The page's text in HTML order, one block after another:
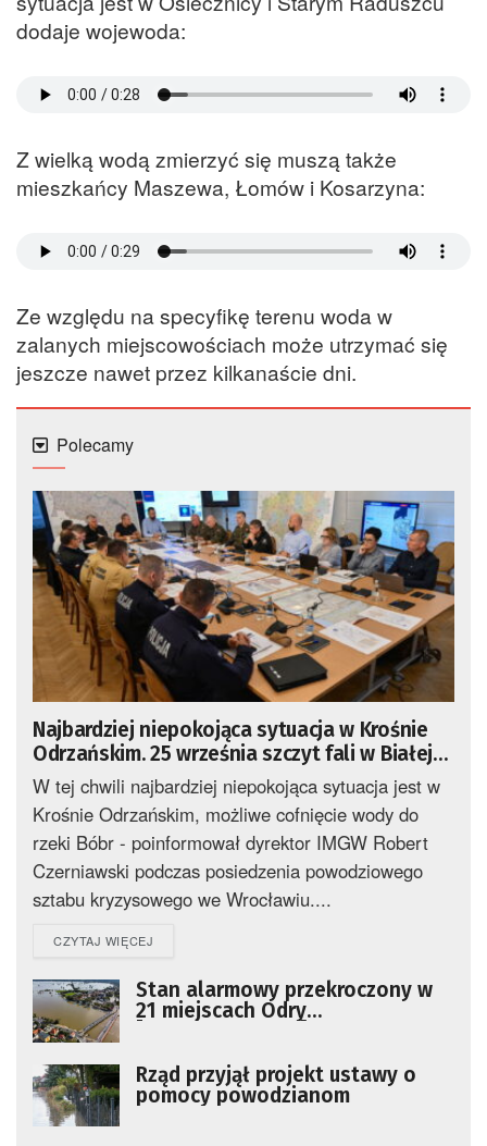
dodaje wojewoda:
Z wielką wodą zmierzyć się muszą także
mieszkańcy Maszewa, Łomów i Kosarzyna:
Ze względu na specyfikę terenu woda w
zalanych miejscowościach może utrzymać się
jeszcze nawet przez kilkanaście dni.
Polecamy
Najbardziej niepokojąca sytuacja w Krośnie
Odrzańskim. 25 września szczyt fali w Białej
Górze
W tej chwili najbardziej niepokojąca sytuacja jest w
Krośnie Odrzańskim, możliwe cofnięcie wody do
rzeki Bóbr - poinformował dyrektor IMGW Robert
Czerniawski podczas posiedzenia powodziowego
sztabu kryzysowego we Wrocławiu....
CZYTAJ WIĘCEJ
Stan alarmowy przekroczony w
21 miejscach Odry
Rząd przyjął projekt ustawy o
pomocy powodzianom